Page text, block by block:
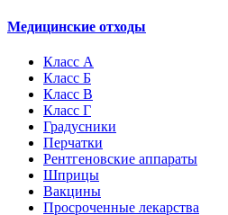
Медицинские отходы
Класс А
Класс Б
Класс В
Класс Г
Градусники
Перчатки
Рентгеновские аппараты
Шприцы
Вакцины
Просроченные лекарства